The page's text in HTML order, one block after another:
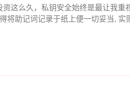
资这么久，私钥安全始终是最让我重
将助记词记录于纸上便一切妥当,